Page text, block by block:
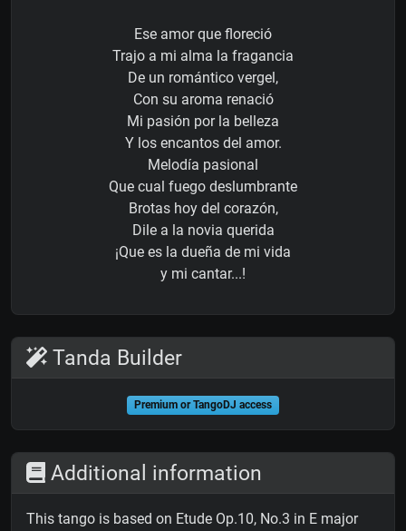
Ese amor que floreció
Trajo a mi alma la fragancia
De un romántico vergel,
Con su aroma renació
Mi pasión por la belleza
Y los encantos del amor.
Melodía pasional
Que cual fuego deslumbrante
Brotas hoy del corazón,
Dile a la novia querida
¡Que es la dueña de mi vida
y mi cantar...!
Tanda Builder
Premium or TangoDJ access
Additional information
This tango is based on Etude Op.10, No.3 in E major